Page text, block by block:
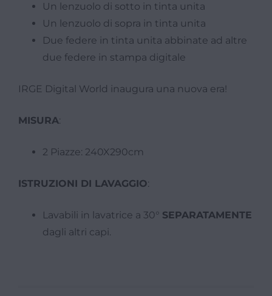
Un lenzuolo di sotto in tinta unita
Un lenzuolo di sopra in tinta unita
Due federe in tinta unita abbinate ad altre
due federe in stampa digitale
IRGE Digital World inaugura una nuova era!
MISURA:
2 Piazze: 240X290cm
ISTRUZIONI DI LAVAGGIO:
Lavabili in lavatrice a 30° SEPARATAMENTE
dagli altri capi.